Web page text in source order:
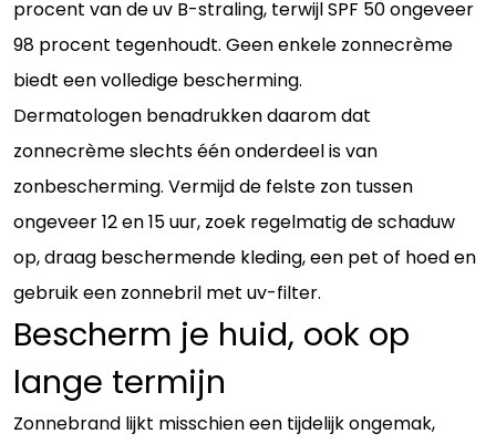
procent van de uv B-straling, terwijl SPF 50 ongeveer
98 procent tegenhoudt. Geen enkele zonnecrème
biedt een volledige bescherming.
Dermatologen benadrukken daarom dat
zonnecrème slechts één onderdeel is van
zonbescherming. Vermijd de felste zon tussen
ongeveer 12 en 15 uur, zoek regelmatig de schaduw
op, draag beschermende kleding, een pet of hoed en
gebruik een zonnebril met uv-filter.
Bescherm je huid, ook op
lange termijn
Zonnebrand lijkt misschien een tijdelijk ongemak,